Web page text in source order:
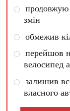
продовжую
змін
обмежив
перейшов
велосипед
залишив
власного